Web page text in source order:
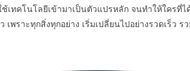
ทคโนโลยีเข้ามาเป็นตัวแปรหลัก จนทำให้ใครที่ไ
ราะทุกสิ่งทุกอย่าง เริ่มเปลี่ยนไปอย่างรวดเร็ว ร